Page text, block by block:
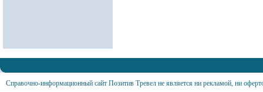
Справочно-информационный сайт Позитив Тревел не является ни рекламой, ни